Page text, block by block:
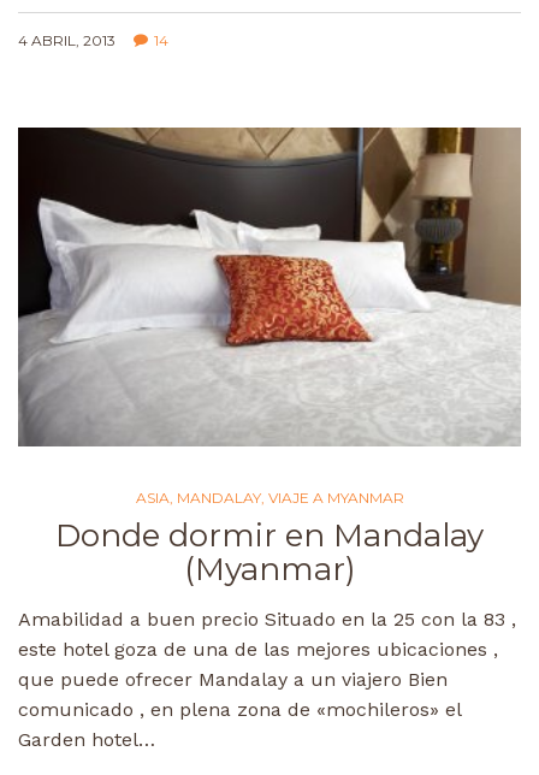
4 ABRIL, 2013 14
ASIA MANDALAY, VIAJE A MYANMAR
Donde dormir en Mandalay
(Myanmar)
Amabilidad a buen precio Situado en la 25 con la 83 ,
este hotel goza de una de las mejores ubicaciones ,
que puede ofrecer Mandalay a un viajero Bien
comunicado , en plena zona de «mochileros» el
Garden hotel…